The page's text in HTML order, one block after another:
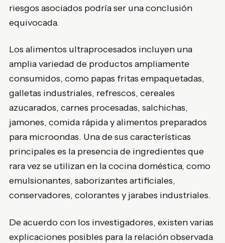
riesgos asociados podría ser una conclusión
equivocada.
Los alimentos ultraprocesados incluyen una
amplia variedad de productos ampliamente
consumidos, como papas fritas empaquetadas,
galletas industriales, refrescos, cereales
azucarados, carnes procesadas, salchichas,
jamones, comida rápida y alimentos preparados
para microondas. Una de sus características
principales es la presencia de ingredientes que
rara vez se utilizan en la cocina doméstica, como
emulsionantes, saborizantes artificiales,
conservadores, colorantes y jarabes industriales.
De acuerdo con los investigadores, existen varias
explicaciones posibles para la relación observada